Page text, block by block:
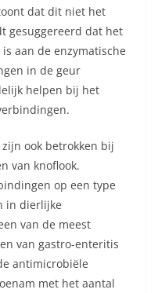
dat dit niet het
gesuggereerd dat het
aan de enzymatische
in de geur
helpen bij het
ook betrokken bij
van knoflook.
op een type
in dierlijke
van de meest
van gastro-enteritis
antimicrobiële
met het aantal